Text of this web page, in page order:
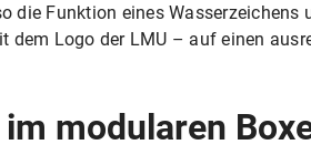
die Funktion eines
dem Logo der LMU – auf einen
modularen